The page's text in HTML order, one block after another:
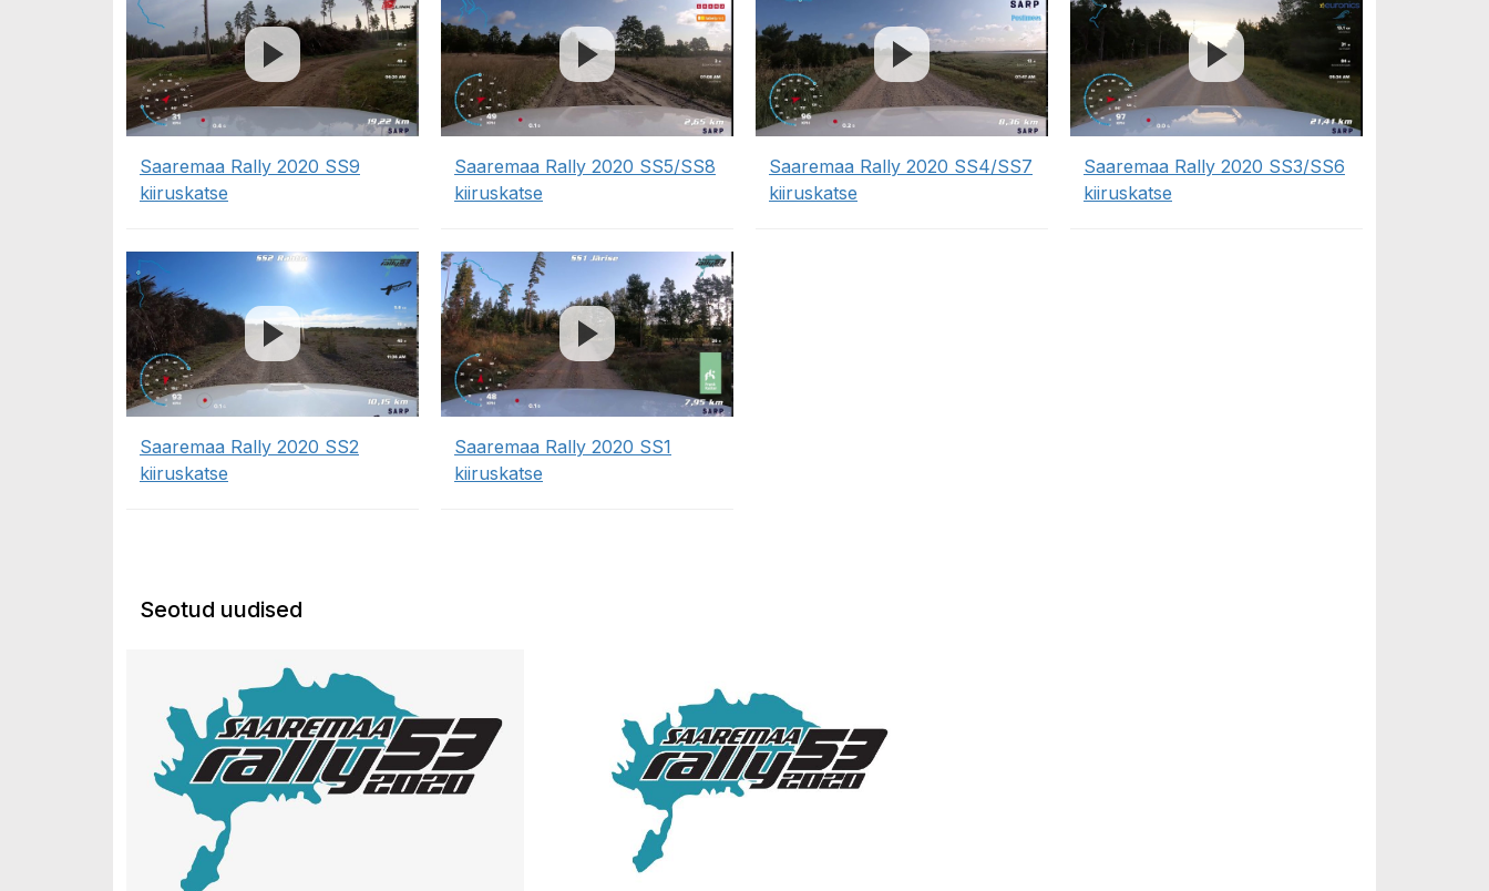
Saaremaa Rally 2020 SS9
kiiruskatse
Saaremaa Rally 2020 SS5/SS8
kiiruskatse
Saaremaa Rally 2020 SS4/SS7
kiiruskatse
Saaremaa Rally 2020 SS3/SS6
kiiruskatse
Saaremaa Rally 2020 SS2
kiiruskatse
Saaremaa Rally 2020 SS1
kiiruskatse
Seotud uudised